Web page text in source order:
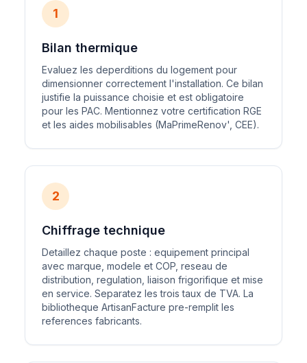
1
Bilan thermique
Evaluez les deperditions du logement pour
dimensionner correctement l'installation. Ce bilan
justifie la puissance choisie et est obligatoire
pour les PAC. Mentionnez votre certification RGE
et les aides mobilisables (MaPrimeRenov', CEE).
2
Chiffrage technique
Detaillez chaque poste : equipement principal
avec marque, modele et COP, reseau de
distribution, regulation, liaison frigorifique et mise
en service. Separatez les trois taux de TVA. La
bibliotheque ArtisanFacture pre-remplit les
references fabricants.